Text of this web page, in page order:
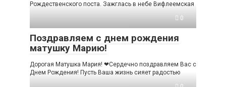
Рождественского поста. Зажглась в небе Вифлеемская
0
Поздравляем с днем рождения
матушку Марию!
Дорогая Матушка Мария! ❤Сердечно поздравляем Вас с
Днем Рождения! Пусть Ваша жизнь сияет радостью